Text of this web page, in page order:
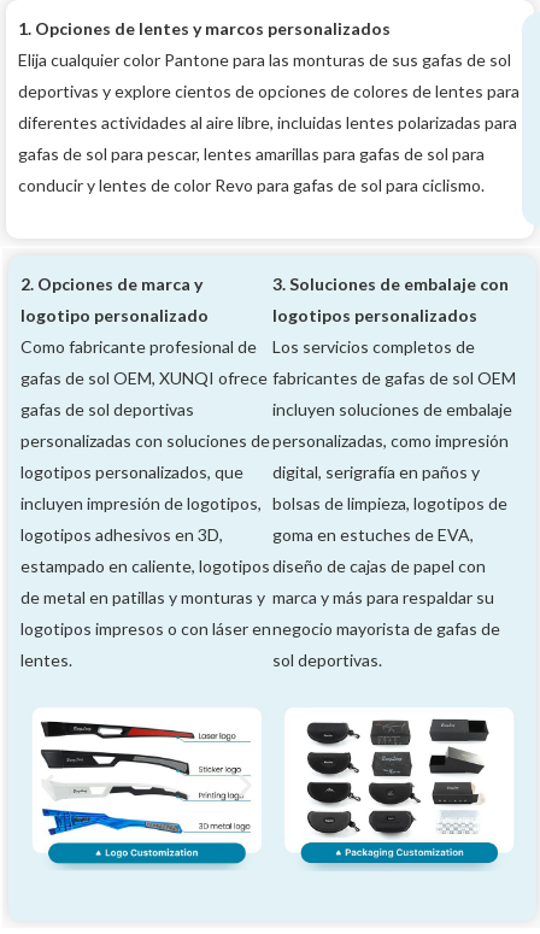
1. Opciones de lentes y marcos personalizados
Elija cualquier color Pantone para las monturas de sus gafas de sol
deportivas y explore cientos de opciones de colores de lentes para
diferentes actividades al aire libre, incluidas lentes polarizadas para
gafas de sol para pescar, lentes amarillas para gafas de sol para
conducir y lentes de color Revo para gafas de sol para ciclismo.
2. Opciones de marca y
logotipo personalizado
Como fabricante profesional de
gafas de sol OEM, XUNQI ofrece
gafas de sol deportivas
personalizadas con soluciones de
logotipos personalizados, que
incluyen impresión de logotipos,
logotipos adhesivos en 3D,
estampado en caliente, logotipos
de metal en patillas y monturas y
logotipos impresos o con láser en
lentes.
3. Soluciones de embalaje con
logotipos personalizados
Los servicios completos de
fabricantes de gafas de sol OEM
incluyen soluciones de embalaje
personalizadas, como impresión
digital, serigrafía en paños y
bolsas de limpieza, logotipos de
goma en estuches de EVA,
diseño de cajas de papel con
marca y más para respaldar su
negocio mayorista de gafas de
sol deportivas.